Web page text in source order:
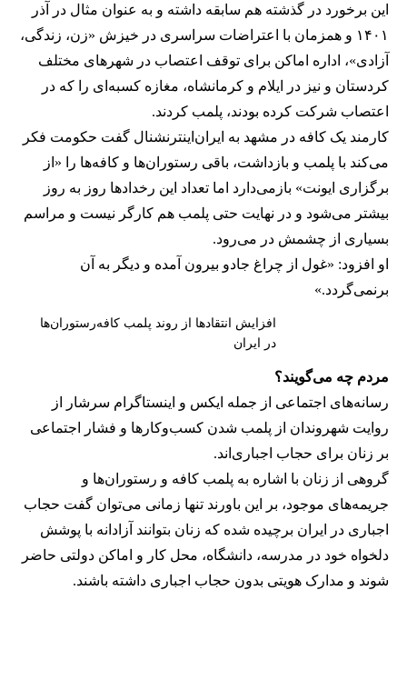
این برخورد در گذشته هم سابقه داشته و به عنوان مثال در آذر
۱۴۰۱ و همزمان با اعتراضات سراسری در خیزش «زن، زندگی،
آزادی»، اداره اماکن برای توقف اعتصاب در شهرهای مختلف
کردستان و نیز در ایلام و کرمانشاه، مغازه کسبه‌ای را که در
اعتصاب شرکت کرده بودند، پلمب کردند.
کارمند یک کافه در مشهد به ایران‌اینترنشنال گفت حکومت فکر
می‌کند با پلمب و بازداشت، باقی رستوران‌ها و کافه‌ها را «از
برگزاری ایونت» بازمی‌دارد اما تعداد این رخدادها روز به روز
بیشتر می‌شود و در نهایت حتی پلمب هم کارگر نیست و مراسم
بسیاری از چشمش در می‌رود.
او افزود: «غول از چراغ جادو بیرون آمده و دیگر به آن
برنمی‎‌گردد.»
افزایش انتقادها از روند پلمب کافه‌رستوران‌ها
در ایران
مردم چه می‌گویند؟
رسانه‎‌های اجتماعی از جمله ایکس و اینستاگرام سرشار از
روایت شهروندان از پلمب شدن کسب‌وکارها و فشار اجتماعی
بر زنان برای حجاب اجباری‌اند.
گروهی از زنان با اشاره به پلمب کافه و رستوران‌ها و
جریمه‌های موجود، بر این باورند تنها زمانی می‌توان گفت حجاب
اجباری در ایران برچیده شده که زنان بتوانند آزادانه با پوشش
دلخواه خود در مدرسه، دانشگاه، محل کار و اماکن دولتی حاضر
شوند و مدارک هویتی بدون حجاب اجباری داشته باشند.